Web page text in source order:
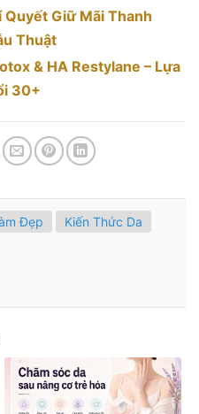
Quyết Giữ Mãi Thanh
Thuật
& HA Restylane – Lựa
30+
Đẹp
Kiến Thức Da